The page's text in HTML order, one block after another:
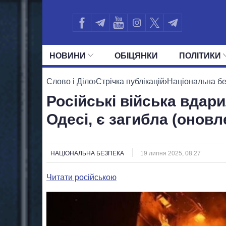
НОВИНИ ОБIЦЯНКИ ПОЛIТИКИ
УСІ ПОЛІТИКИ ПРЕЗИДЕНТ І
Слово і Діло›Стрічка публікацій›Національна
Російські війська
Одесі, є загибла
НАЦІОНАЛЬНА БЕЗПЕКА 19 липня 2025, 08:27
Читати російською